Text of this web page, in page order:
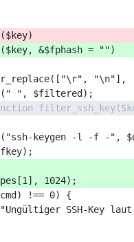
&$fphash = "")
"\n"],
", $filtered);
function
keygen -l -f -",
1024);
!== 0) {
SSH-Key